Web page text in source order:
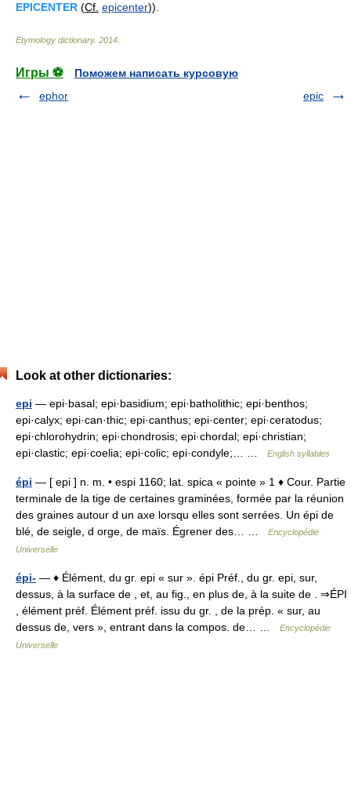
EPICENTER (Cf. epicenter)).
Etymology dictionary. 2014
Игры ⚽
Поможем написать курсовую
ephor
epic
Look at other dictionaries:
epi — epi·basal; epi·basidium; epi·batholithic; epi·benthos;
epi·calyx; epi·can·thic; epi·canthus; epi·center; epi·ceratodus;
epi·chlorohydrin; epi·chondrosis; epi·chordal; epi·christian;
epi·clastic; epi·coelia; epi·colic; epi·condyle;… …
English syllables
épi — [ epi ] n. m. • espi 1160; lat. spica « pointe » 1 ♦ Cour. Partie
terminale de la tige de certaines graminées, formée par la réunion
des graines autour d un axe lorsqu elles sont serrées. Un épi de
blé, de seigle, d orge, de maïs. Égrener des… …
Encyclopédie
Universelle
épi- — ♦ Élément, du gr. epi « sur ». épi Préf., du gr. epi, sur,
dessus, à la surface de , et, au fig., en plus de, à la suite de . ⇒ÉPI
, élément préf. Élément préf. issu du gr. , de la prép. « sur, au
dessus de, vers », entrant dans la compos. de… …
Encyclopédie
Universelle